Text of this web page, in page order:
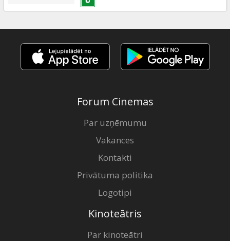
Forum Cinemas
Par uzņēmumu
Vakances
Kontakti
Privātuma politika
Logotipi
Kinoteātris
Par kinoteātri